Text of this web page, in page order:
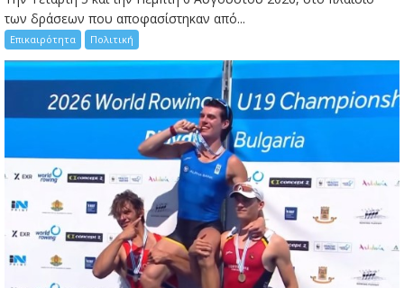
των δράσεων που αποφασίστηκαν από...
Επικαιρότητα Πολιτική